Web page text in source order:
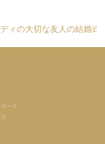
ィの大切な友人の結婚式
ーク